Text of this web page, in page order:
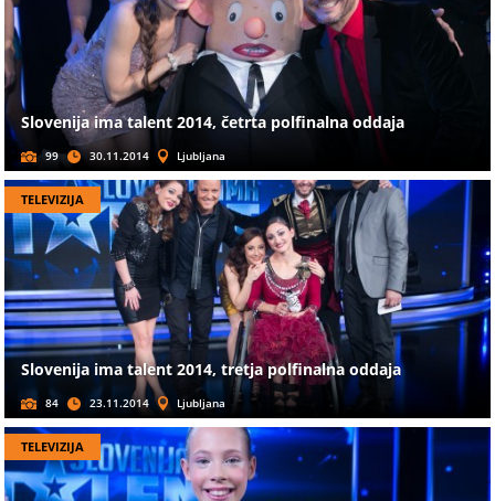
Slovenija ima talent 2014, četrta polfinalna oddaja
99 30.11.2014 Ljubljana
TELEVIZIJA
Slovenija ima talent 2014, tretja polfinalna oddaja
84 23.11.2014 Ljubljana
TELEVIZIJA